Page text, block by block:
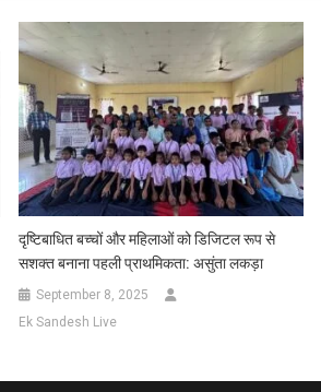
दृष्टिबाधित बच्चों और महिलाओं को डिजिटल रूप से
सशक्त बनाना पहली प्राथमिकता: असुंता लकड़ा
September 8, 2025
Ek Sandesh Live